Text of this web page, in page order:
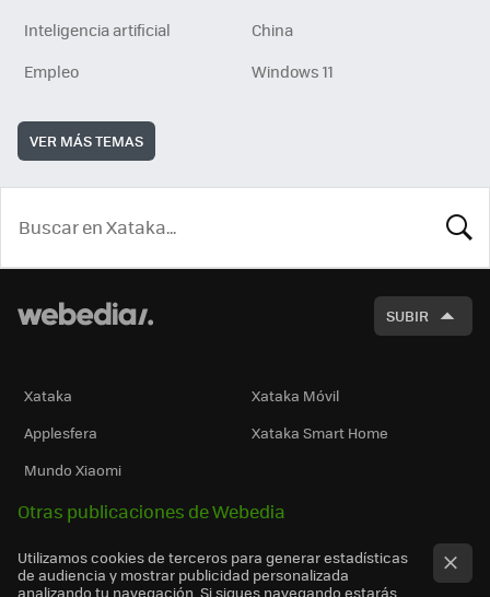
Inteligencia artificial
China
Empleo
Windows 11
VER MÁS TEMAS
SUBIR
Xataka
Xataka Móvil
Applesfera
Xataka Smart Home
Mundo Xiaomi
Otras publicaciones de Webedia
Utilizamos cookies de terceros para generar estadísticas
de audiencia y mostrar publicidad personalizada
analizando tu navegación. Si sigues navegando estarás